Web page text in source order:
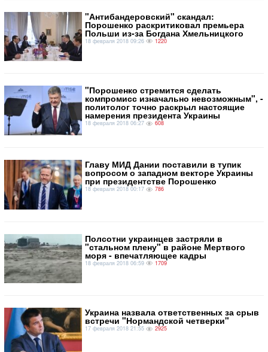
"Антибандеровский" скандал:
Порошенко раскритиковал премьера
Польши из-за Богдана Хмельницкого
18 февраля 2018 09:26 1220
​"Порошенко стремится сделать
компромисс изначально невозможным", -
политолог точно раскрыл настоящие
намерения президента Украины
18 февраля 2018 06:27 608
Главу МИД Дании поставили в тупик
вопросом о западном векторе Украины
при президентстве Порошенко
18 февраля 2018 00:17 786
Полсотни украинцев застряли в
"стальном плену" в районе Мертвого
моря - впечатляющее кадры
18 февраля 2018 06:59 1709
Украина назвала ответственных за срыв
встречи "Нормандской четверки"
17 февраля 2018 21:55 2925